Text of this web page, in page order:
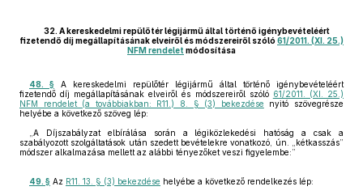
32. A kereskedelmi repülőtér légijármű által történő igénybevételéért
fizetendő díj megállapításának elveiről és módszereiről szóló 61/2011. (XI. 25.)
NFM rendelet módosítása
48. § A kereskedelmi repülőtér légijármű által történő igénybevételéért
fizetendő díj megállapításának elveiről és módszereiről szóló 61/2011. (XI. 25.)
NFM rendelet (a továbbiakban: R11.) 8. § (3) bekezdése nyitó szövegrésze
helyébe a következő szöveg lép:
„A Díjszabályzat elbírálása során a légiközlekedési hatóság a csak a
szabályozott szolgáltatások után szedett bevételekre vonatkozó, ún. „kétkasszás”
módszer alkalmazása mellett az alábbi tényezőket veszi figyelembe:”
49. § Az R11. 13. § (3) bekezdése helyébe a következő rendelkezés lép: